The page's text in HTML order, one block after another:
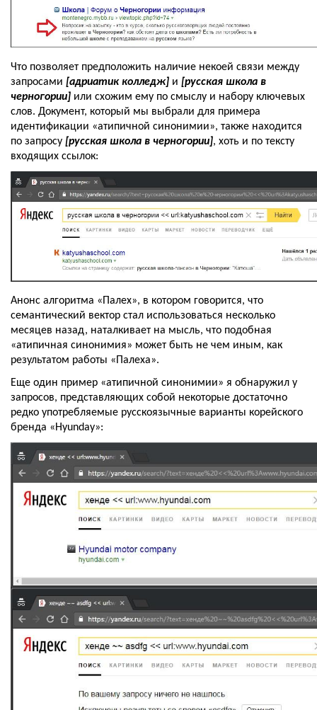
Что позволяет предположить наличие некоей связи между
запросами [адриатик колледж] и [русская школа в
черногории] или схожим ему по смыслу и набору ключевых
слов. Документ, который мы выбрали для примера
идентификации «атипичной синонимии», также находится
по запросу [русская школа в черногории], хоть и по тексту
входящих ссылок:
Анонс алгоритма «Палех», в котором говорится, что
семантический вектор стал использоваться несколько
месяцев назад, наталкивает на мысль, что подобная
«атипичная синонимия» может быть не чем иным, как
результатом работы «Палеха».
Еще один пример «атипичной синонимии» я обнаружил у
запросов, представляющих собой некоторые достаточно
редко употребляемые русскоязычные варианты корейского
бренда «Hyunday»: